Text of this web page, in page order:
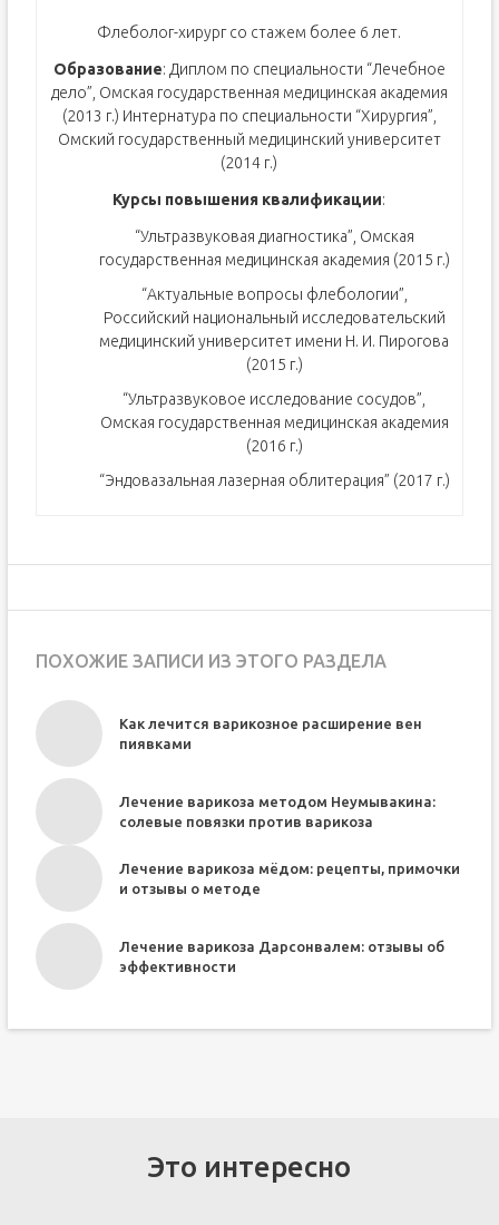
Флеболог-хирург со стажем более 6 лет.
Образование: Диплом по специальности “Лечебное
дело”, Омская государственная медицинская академия
(2013 г.) Интернатура по специальности “Хирургия”,
Омский государственный медицинский университет
(2014 г.)
Курсы повышения квалификации:
“Ультразвуковая диагностика”, Омская
государственная медицинская академия (2015 г.)
“Актуальные вопросы флебологии”,
Российский национальный исследовательский
медицинский университет имени Н. И. Пирогова
(2015 г.)
“Ультразвуковое исследование сосудов”,
Омская государственная медицинская академия
(2016 г.)
“Эндовазальная лазерная облитерация” (2017 г.)
ПОХОЖИЕ ЗАПИСИ ИЗ ЭТОГО РАЗДЕЛА
Как лечится варикозное расширение вен
пиявками
Лечение варикоза методом Неумывакина:
солевые повязки против варикоза
Лечение варикоза мёдом: рецепты, примочки
и отзывы о методе
Лечение варикоза Дарсонвалем: отзывы об
эффективности
Это интересно